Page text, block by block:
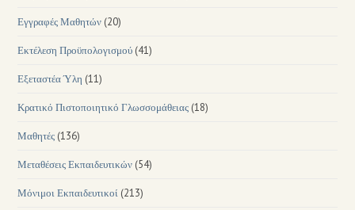
Εγγραφές Μαθητών (20)
Εκτέλεση Προϋπολογισμού (41)
Εξεταστέα Ύλη (11)
Κρατικό Πιστοποιητικό Γλωσσομάθειας (18)
Μαθητές (136)
Μεταθέσεις Εκπαιδευτικών (54)
Μόνιμοι Εκπαιδευτικοί (213)